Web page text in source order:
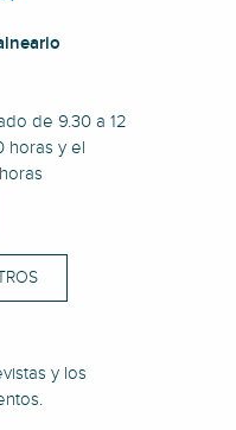
de 9.30 a 12
horas y el
y los